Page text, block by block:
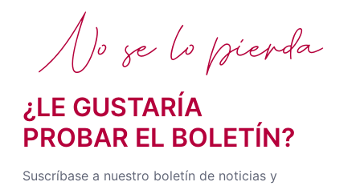
¿LE GUSTARÍA
PROBAR EL BOLETÍN?
Suscríbase a nuestro boletín de noticias y
No se lo pierda